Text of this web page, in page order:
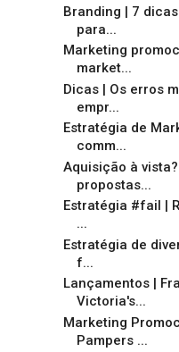
Branding | 7
para...
Marketing
market...
Dicas | Os erros
empr...
Estratégia de
comm...
Aquisição à
propostas...
Estratégia #fail |
...
Estratégia de
f...
Lançamentos |
Victoria's...
Marketing
Pampers ...